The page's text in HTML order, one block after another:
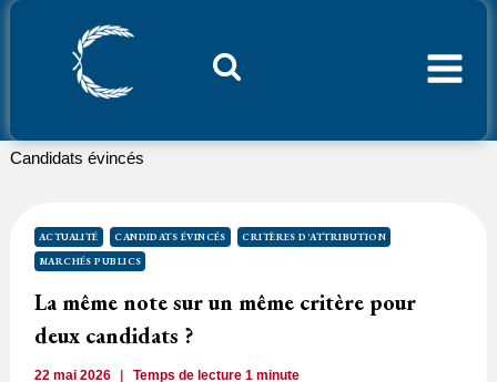
Aller
Candidats évincés
ACTUALITÉ CANDIDATS ÉVINCÉS
CRITÈRES D'ATTRIBUTION
MARCHÉS PUBLICS
La même note sur un même critère pour
deux candidats ?
22 mai 2026 Temps de lecture1 minute